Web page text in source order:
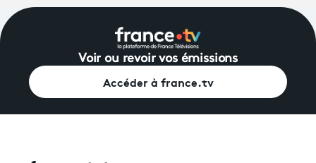
Voir ou revoir vos émissions
Accéder à france.tv